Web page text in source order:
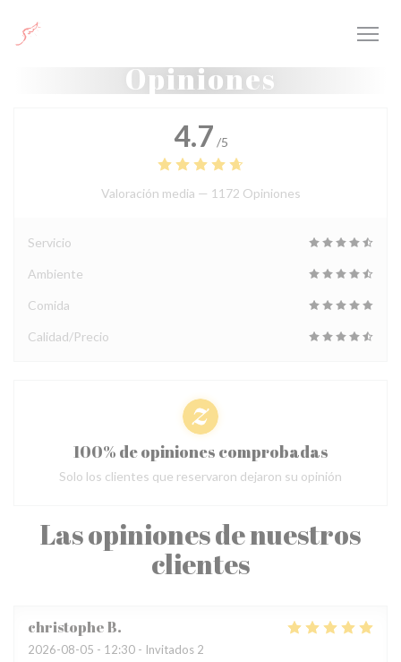
Opiniones
Las opiniones de nuestros
clientes
christopheB
2026-08-05 - 12:30 - Invitados 2
4.7 /5
Valoración media — 1172 Opiniones
Servicio
Ambiente
Comida
Calidad/Precio
100% de opiniones comprobadas
Solo los clientes que reservaron dejaron su opinión